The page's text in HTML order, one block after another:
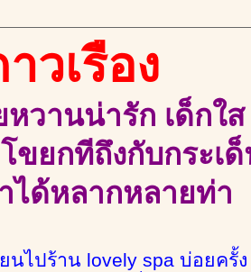
วเรือง
วานน่ารัก เด็กใส
ขยกทีถึงกับกระเ
ได้หลากหลายท่า
นไปร้าน lovely spa บ่อยครั้